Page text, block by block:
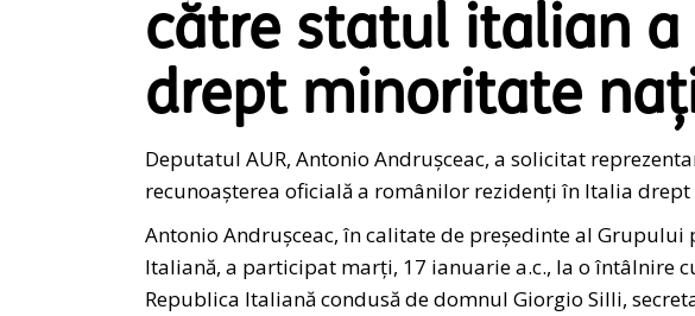
către statul italian
drept minoritate
Deputatul AUR, Antonio Andrușceac, a solicitat
recunoașterea oficială a românilor rezidenți în Italia
Antonio Andrușceac, în calitate de președinte al
Italiană, a participat marți, 17 ianuarie a.c., la o întâlnire
Republica Italiană condusă de domnul Giorgio Silli,